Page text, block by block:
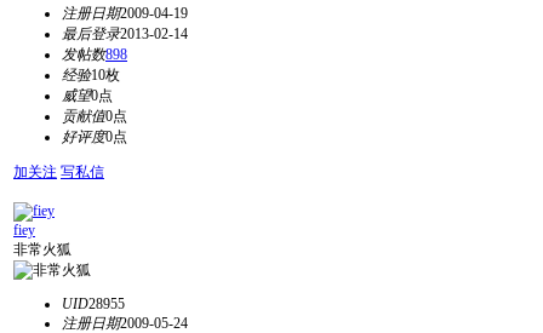
注册日期2009-04-19
最后登录2013-02-14
发帖数898
经验10枚
威望0点
贡献值0点
好评度0点
加关注 写私信
fiey
非常火狐
UID28955
注册日期2009-05-24